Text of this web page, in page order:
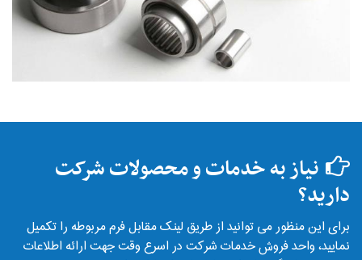
نیاز به خدمات و محصولات شرکت
دارید؟
برای این منظور می توانید از طریق لینک مقابل فرم مربوطه را تکمیل
نمایید، واحد فروش خدمات شرکت در اسرع وقت جهت ارائه اطلاعات